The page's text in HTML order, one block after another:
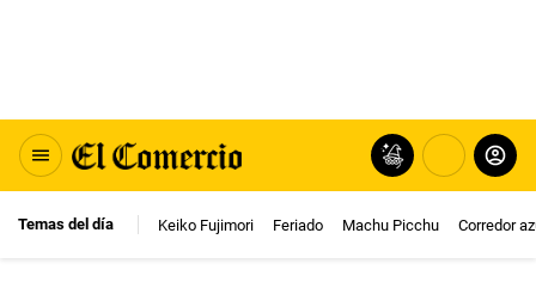
Temas del día Keiko Fujimori Feriado Machu Picchu Corredor